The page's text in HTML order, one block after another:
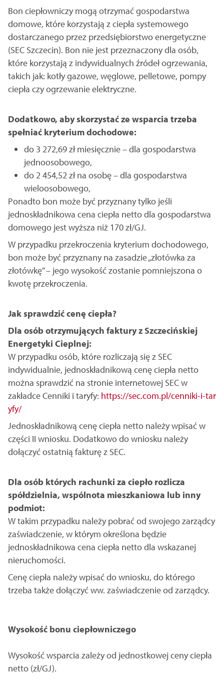
Bon ciepłowniczy mogą otrzymać gospodarstwa
domowe, które korzystają z ciepła systemowego
dostarczanego przez przedsiębiorstwo energetyczne
(SEC Szczecin). Bon nie jest przeznaczony dla osób,
które korzystają z indywidualnych źródeł ogrzewania,
takich jak: kotły gazowe, węglowe, pelletowe, pompy
ciepła czy ogrzewanie elektryczne.
Dodatkowo, aby skorzystać ze wsparcia trzeba
spełniać kryterium dochodowe:
do 3 272,69 zł miesięcznie – dla gospodarstwa
jednoosobowego,
do 2 454,52 zł na osobę – dla gospodarstwa
wieloosobowego,
Ponadto bon może być przyznany tylko jeśli
jednoskładnikowa cena ciepła netto dla gospodarstwa
domowego jest wyższa niż 170 zł/GJ.
W przypadku przekroczenia kryterium dochodowego,
bon może być przyznany na zasadzie „złotówka za
złotówkę” – jego wysokość zostanie pomniejszona o
kwotę przekroczenia.
Jak sprawdzić cenę ciepła?
Dla osób otrzymujących faktury z Szczecińskiej
Energetyki Cieplnej:
W przypadku osób, które rozliczają się z SEC
indywidualnie, jednoskładnikową cenę ciepła netto
można sprawdzić na stronie internetowej SEC w
zakładce Cenniki i taryfy: https://sec.com.pl/cenniki-i-tar
yfy/
Jednoskładnikową cenę ciepła netto należy wpisać w
części II wniosku. Dodatkowo do wniosku należy
dołączyć ostatnią fakturę z SEC.
Dla osób których rachunki za ciepło rozlicza
spółdzielnia, wspólnota mieszkaniowa lub inny
podmiot:
W takim przypadku należy pobrać od swojego zarządcy
zaświadczenie, w którym określona będzie
jednoskładnikowa cena ciepła netto dla wskazanej
nieruchomości.
Cenę ciepła należy wpisać do wniosku, do którego
trzeba także dołączyć ww. zaświadczenie od zarządcy.
Wysokość bonu ciepłowniczego
Wysokość wsparcia zależy od jednostkowej ceny ciepła
netto (zł/GJ).